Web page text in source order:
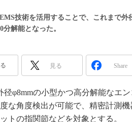
人テク展
スマート工場EXPO
日本ものづくりワールド
AUTOMOTIVE WORLD
FPGA
Windows
ISO26262
無償設計ツール
素材／
技術を活用することで、これまで外
解能となった。
見る Share
φ8mmの小型かつ高分解能なエ
な角度検出が可能で、精密計測
トの指関節などを対象とする。